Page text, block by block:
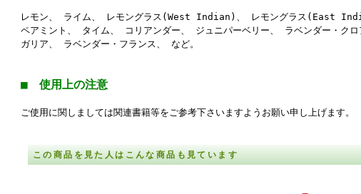
レモン、 ライム、 レモングラス(West Indian)、 レモングラス(East
ペアミント、 タイム、 コリアンダー、 ジュニパーベリー、 ラベンダー・ク
ガリア、 ラベンダー・フランス、 など。
■ 使用上の注意
ご使用に関しましては関連書籍等をご参考下さいますようお願い申し上げます。
この商品を見た人はこんな商品も見ています